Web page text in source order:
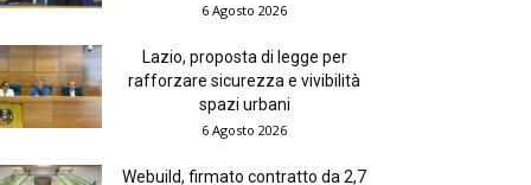
6 Agosto 2026
Lazio, proposta di legge per
rafforzare sicurezza e vivibilità
spazi urbani
6 Agosto 2026
Webuild, firmato contratto da 2,7